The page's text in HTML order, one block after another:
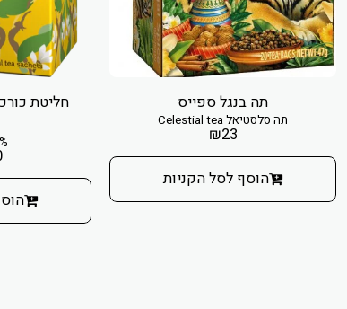
תה בנגל ספייס
תה סלסטיאל Celestial tea
₪23
הוסף לסל הקניות